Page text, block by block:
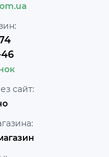
сайт: